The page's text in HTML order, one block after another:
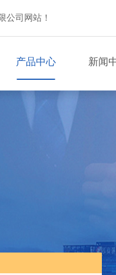
公司网站！
产品中心 新闻